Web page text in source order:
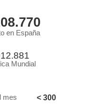
en España
Mundial
mes < 300